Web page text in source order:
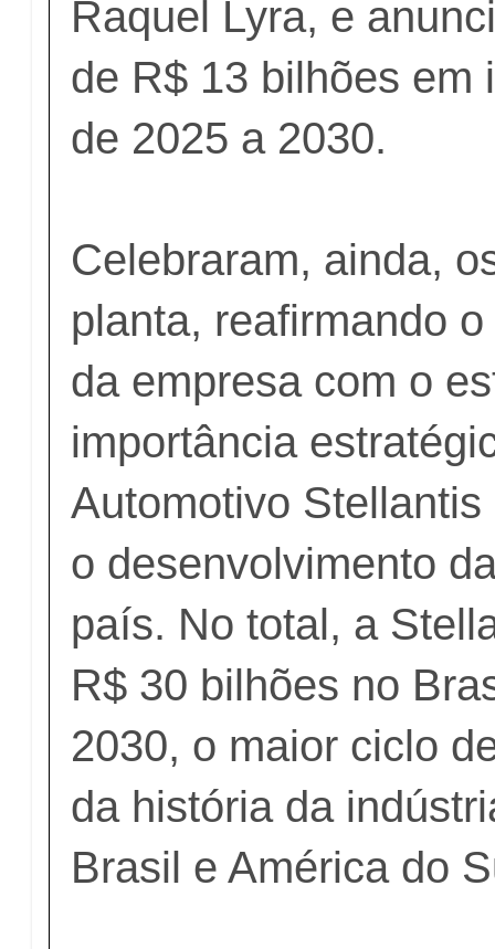
Raquel Lyra, e
de R$ 13 bilhões em
de 2025 a 2030.
Celebraram, ainda,
planta, reafirmando
da empresa com o
importância
Automotivo
o desenvolvimento
país. No total, a
R$ 30 bilhões no
2030, o maior ciclo
da história da
Brasil e América do